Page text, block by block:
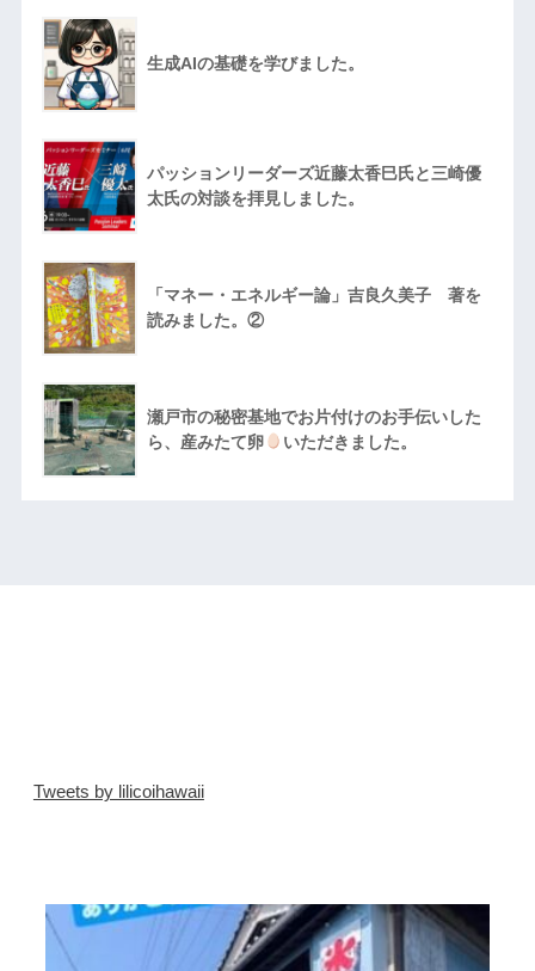
生成AIの基礎を学びました。
パッションリーダーズ近藤太香巳氏と三崎優
太氏の対談を拝見しました。
「マネー・エネルギー論」吉良久美子 著を
読みました。②
瀬戸市の秘密基地でお片付けのお手伝いした
ら、産みたて卵
いただきました。
Tweets by lilicoihawaii